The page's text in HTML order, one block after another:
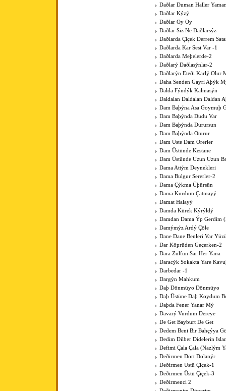
Daðlar Duman Haller
Daðlar Kýzý
Daðlar Oy Oy
Daðlar Siz Ne Daðlarsýz
Daðlarda Çiçek Derrem
Daðlarda Kar Sesi Var -1
Daðlarda Meþelerde-2
Daðlarý Daðlasýnlar-2
Daðlarýn Eteði Karlý Olur
Daha Senden Gayri Aþýk
Dalda Fýndýk Kalmasýn
Daldalan Daldalan Daldan
Dam Baþýna Asa Goymuþ
Dam Baþýnda Dudu Var
Dam Baþýnda Durursun
Dam Baþýnda Oturur
Dam Üste Dam Örerler
Dam Üstünde Kestane
Dam Üstünde Uzun Uzun
Dama Attým Deynekleri
Dama Bulgur Sererler-2
Dama Çýkma Üþürsün
Dama Kurdum Çatmayý
Damat Halayý
Damda Kürek Kýrýldý
Damdan Dama Ýp Gerdim
Damýmýz Ardý Çöle
Dane Dane Benleri Var
Dar Köprüden Geçerken-2
Dara Zülfün Sar Her Yana
Daracýk Sokakta Yare
Darbedar -1
Dargýn Mahkum
Daþ Dönmüyo Dönmüyo
Daþ Üstüne Daþ Koydum
Daþda Fener Yanar Mý
Davarý Vurdum Dereye
De Get Bayburt De Get
Dedem Beni Bir Bahçýya
Dedim Dilber Didelerin
Defimi Çala Çala (Nazlým
Deðirmen Dört Dolanýr
Deðirmen Üstü Çiçek-1
Deðirmen Üstü Çiçek-3
Deðirmenci 2